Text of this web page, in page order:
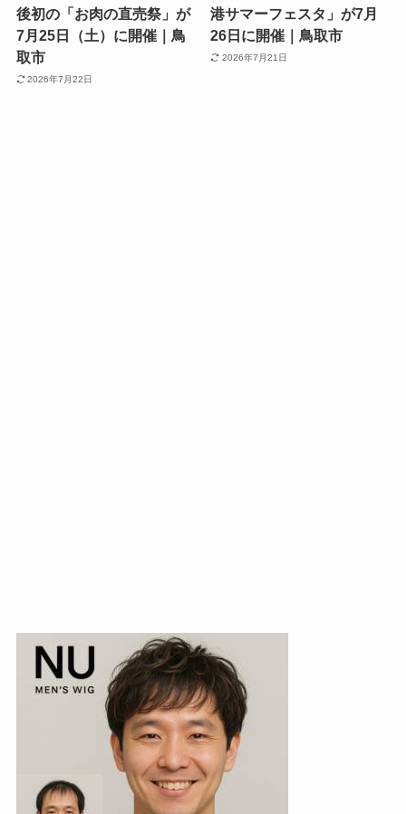
後初の「お肉の直売祭」が
7月25日（土）に開催｜鳥
取市
2026年7月22日
港サマーフェスタ」が7月
26日に開催｜鳥取市
2026年7月21日